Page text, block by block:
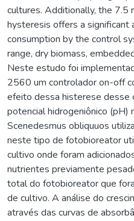
cultures. Additionally, the 7.5
hysteresis offers a significant
consumption by the control
range, dry biomass,
Neste estudo foi
2560 um controlador on-off
efeito dessa histerese desse
potencial hidrogeniônico (pH)
Scenedesmus obliquuos
neste tipo de fotobioreator
cultivo onde foram
nutrientes previamente
total do fotobioreator que
de cultivo. A análise do
através das curvas de